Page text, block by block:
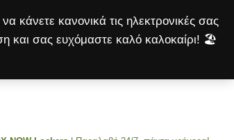
κάνετε κανονικά τις ηλεκτρονικές σας
και σας ευχόμαστε καλό καλοκαίρι! 🏖️